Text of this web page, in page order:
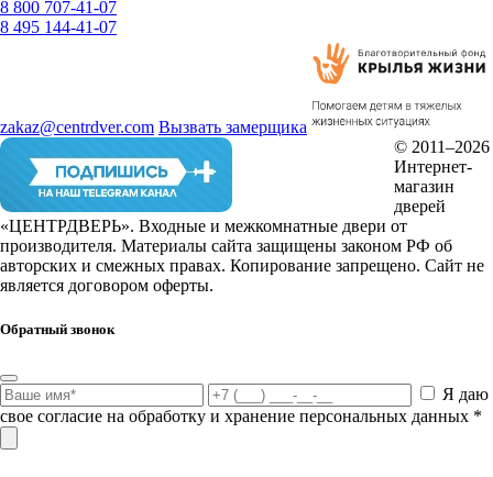
цементо
шелгрей
Шоколад
Эвкалипт австралийский
Эвкалипт португальский